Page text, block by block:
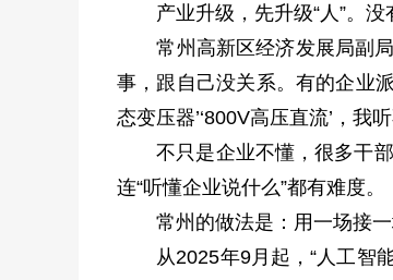
产业升级，先升级“人”。没
常州高新区经济发展局副局
事，跟自己没关系。有的企业
态变压器’‘800V高压直流’，我
不只是企业不懂，很多干部
连“听懂企业说什么”都有难度。
常州的做法是：用一场接一场
从2025年9月起，“人工智能